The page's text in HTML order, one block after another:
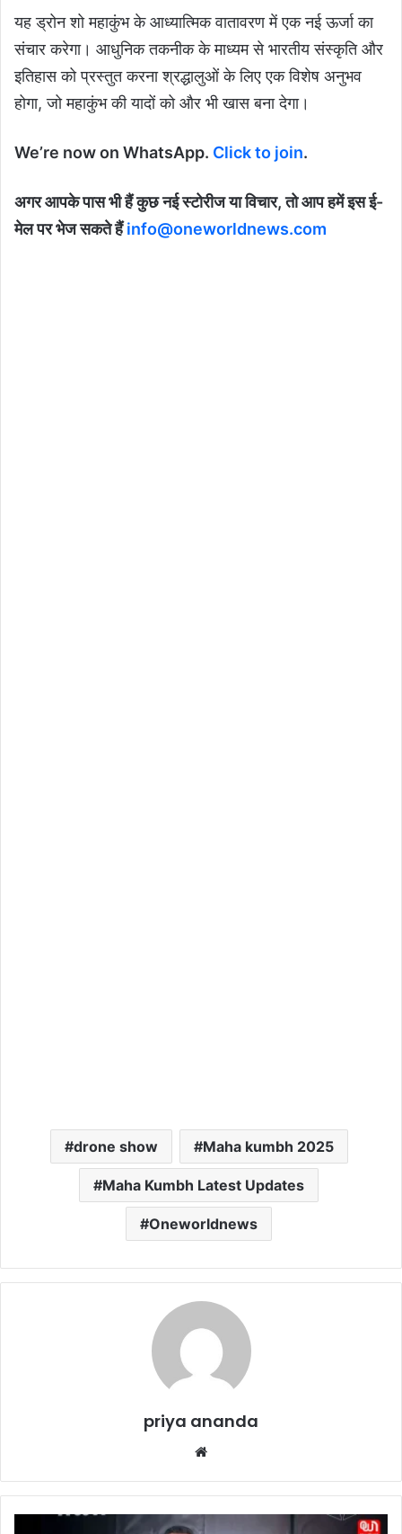
यह ड्रोन शो महाकुंभ के आध्यात्मिक वातावरण में एक नई ऊर्जा का
संचार करेगा। आधुनिक तकनीक के माध्यम से भारतीय संस्कृति और
इतिहास को प्रस्तुत करना श्रद्धालुओं के लिए एक विशेष अनुभव
होगा, जो महाकुंभ की यादों को और भी खास बना देगा।
We’re now on WhatsApp. Click to join.
अगर आपके पास भी हैं कुछ नई स्टोरीज या विचार, तो आप हमें इस ई-
मेल पर भेज सकते हैंinfo@oneworldnews.com
drone show Maha kumbh 2025
Maha Kumbh Latest Updates
Oneworldnews
priya ananda
te